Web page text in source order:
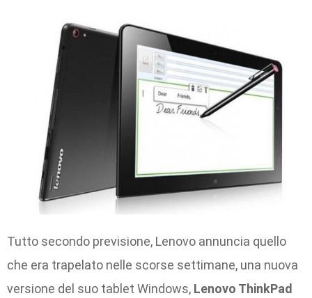
Tutto secondo previsione, Lenovo annuncia quello
che era trapelato nelle scorse settimane, una nuova
versione del suo tablet Windows, Lenovo ThinkPad